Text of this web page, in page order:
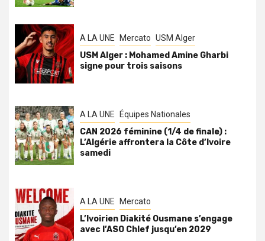
A LA UNE Mercato USM Alger
USM Alger : Mohamed Amine Gharbi
signe pour trois saisons
A LA UNE Équipes Nationales
CAN 2026 féminine (1/4 de finale) :
L’Algérie affrontera la Côte d’Ivoire
samedi
A LA UNE Mercato
L’Ivoirien Diakité Ousmane s’engage
avec l’ASO Chlef jusqu’en 2029